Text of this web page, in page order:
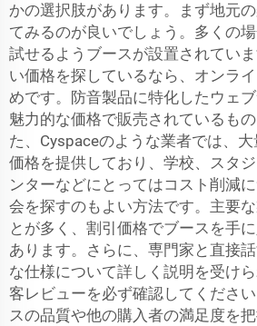
かの選択肢があります。まず地元
てみるのが良いでしょう。多くの
試せるようブースが設置されてい
い価格を探しているなら、オンラ
めです。防音製品に特化したウェ
魅力的な価格で販売されているも
た、Cyspaceのような業者では、
価格を提供しており、学校、スタ
ンターなどにとってはコスト削減
会を探すのもよい方法です。主要
とが多く、割引価格でブースを手
あります。さらに、専門家と直接
な仕様について詳しく説明を受け
客レビューを必ず確認してくださ
スの品質や他の購入者の満足度を